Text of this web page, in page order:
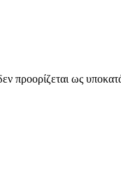
προορίζεται ως